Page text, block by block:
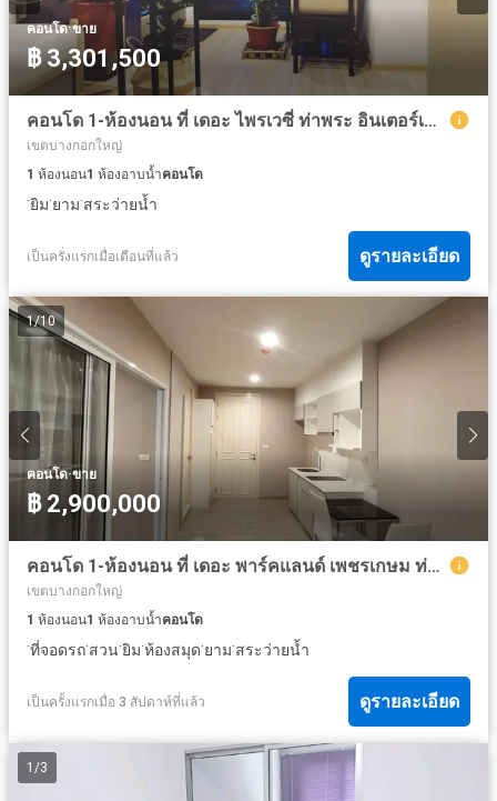
คอนโด·ขาย
฿ 3,301,500
คอนโด 1-ห้องนอน ที่ เดอะ ไพรเวซี่ ท่าพระ อินเตอร์เชนจ์ ใกล้ MRT ท่าพระ
เขตบางกอกใหญ่
1 ห้องนอน1 ห้องอาบน้ำคอนโด
·ยิม·ยาม·สระว่ายน้ำ
เป็นครั่งแรกเมื่อเดือนที่แล้ว ดูรายละเอียด
1/10
คอนโด·ขาย
฿ 2,900,000
คอนโด 1-ห้องนอน ที่ เดอะ พาร์คแลนด์ เพชรเกษม ท่าพระ ใกล้ MRT ท่าพระ
เขตบางกอกใหญ่
1 ห้องนอน1 ห้องอาบน้ำคอนโด
·ที่จอดรถ·สวน·ยิม·ห้องสมุด·ยาม·สระว่ายน้ำ
เป็นครั้งแรกเมื่อ 3 สัปดาห์ที่แล้ว ดูรายละเอียด
1 /3